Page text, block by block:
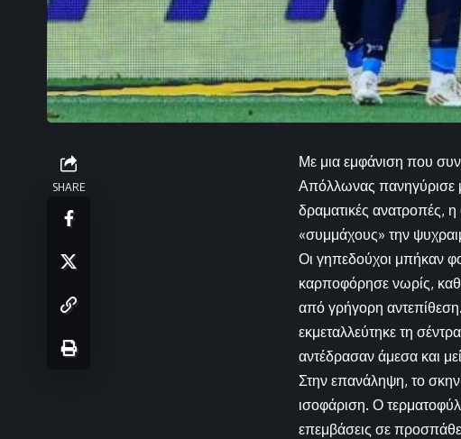
SHARE
Με μια εμφάνιση που
Απόλλωνας πανηγύρισε
δραματικές ανατροπές,
«συμμάχους» την
Οι γηπεδούχοι μπήκαν
καρποφόρησε νωρίς,
από γρήγορη
εκμεταλλεύτηκε τη
αντέδρασαν άμεσα και
Στην επανάληψη, το
ισοφάριση. Ο
επεμβάσεις σε